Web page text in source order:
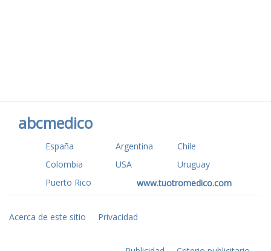
abcmedico
España Argentina
Chile
Colombia
USA
Uruguay
Puerto Rico
www.tuotromedico.com
Acerca de este sitio Privacidad